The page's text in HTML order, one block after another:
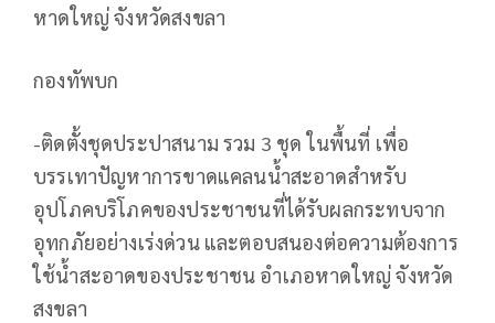
หาดใหญ่ จังหวัดสงขลา
กองทัพบก
-ติดตั้งชุดประปาสนาม รวม 3 ชุด ในพื้นที่ เพื่อ
บรรเทาปัญหาการขาดแคลนน้ำสะอาดสำหรับ
อุปโภคบริโภคของประชาชนที่ได้รับผลกระทบจาก
อุทกภัยอย่างเร่งด่วน และตอบสนองต่อความต้องการ
ใช้น้ำสะอาดของประชาชน อำเภอหาดใหญ่ จังหวัด
สงขลา